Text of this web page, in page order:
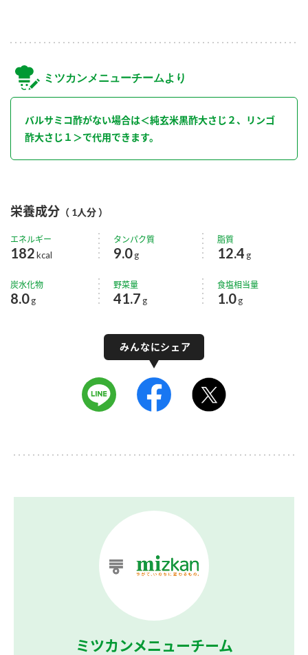
ミツカンメニューチームより
バルサミコ酢がない場合は＜純玄米黒酢大さじ２、リンゴ
酢大さじ１＞で代用できます。
栄養成分 （ 1人分 ）
エネルギー
182kcal
タンパク質
9.0g
脂質
12.4 g
炭水化物
8.0g
野菜量
41.7 g
食塩相当量
1.0 g
ミツカンメニューチーム